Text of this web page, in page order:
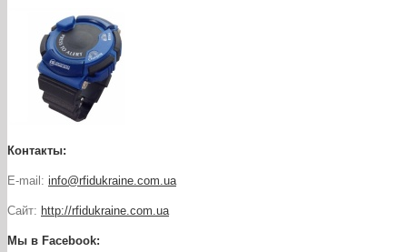
Контакты:
E-mail: info@rfidukraine.com.ua
Сайт: http://rfidukraine.com.ua
Мы в Facebook: